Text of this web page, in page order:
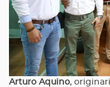
Arturo Aquino,